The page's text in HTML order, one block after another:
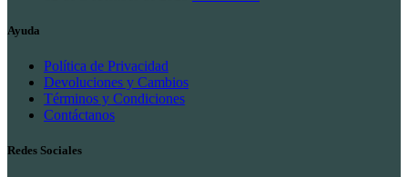
Ayuda
Política de Privacidad
Devoluciones y Cambios
Términos y Condiciones
Contáctanos
Redes Sociales